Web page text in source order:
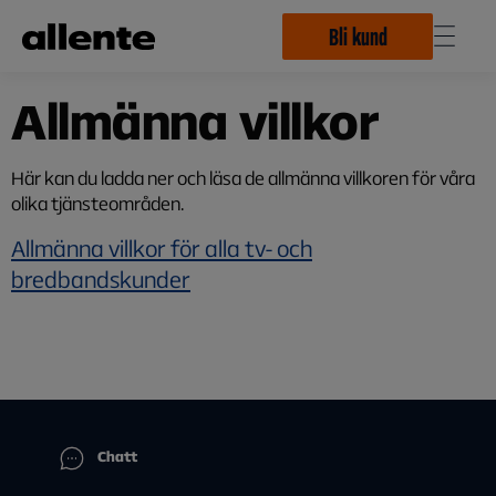
Bli kund
Allmänna villkor
Här kan du ladda ner och läsa de allmänna villkoren för våra
olika tjänsteområden.
Allmänna villkor för alla tv- och
bredbandskunder
Chatt